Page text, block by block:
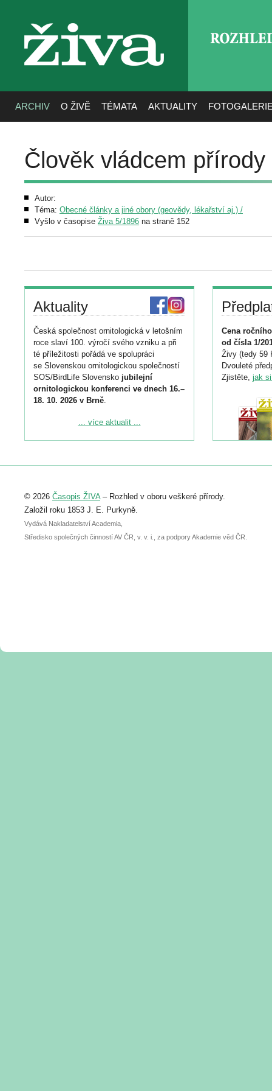
živa
ARCHIV O ŽIVĚ TÉMATA AKTUALITY
Člověk vládcem přírody
Autor:
Téma: Obecné články a jiné obory (geovědy, lékařství aj.) /
Vyšlo v časopise Živa 5/1896 na straně 152
Aktuality
Česká společnost ornitologická v letošním
roce slaví 100. výročí svého vzniku a při
té příležitosti pořádá ve spolupráci
se Slovenskou ornitologickou společností
SOS/BirdLife Slovensko jubilejní
ornitologickou konferenci ve dnech 16.–
18. 10. 2026 v Brně.
Podrobnější informace ke konferenci
Registrovat se můžete do 6. září.
abstraktu přihlášené přednášky nebo
posteru je už 30. června.
... více aktualit ...
Cena
od čísla 1/
Živy (tedy 59
Dvouleté
Zjistěte, jak
© 2026 Časopis ŽIVA– Rozhled v oboru veškeré přírody.
Založil roku 1853 J. E. Purkyně.
Vydává Nakladatelství Academia,
Středisko společných činností AV ČR, v. v. i., za podpory Akademie věd ČR.